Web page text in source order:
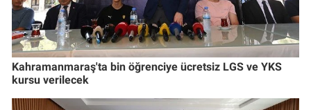
Kahramanmaraş'ta bin öğrenciye ücretsiz LGS ve YKS
kursu verilecek